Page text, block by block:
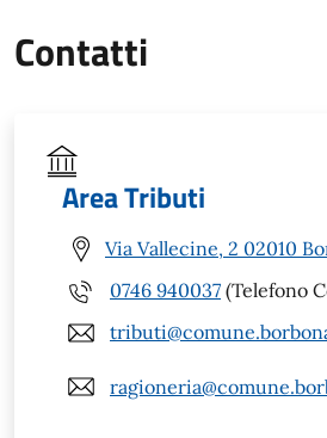
Contatti
Area Tributi
Via Vallecine, 2 02010
0746 940037 (Telefono